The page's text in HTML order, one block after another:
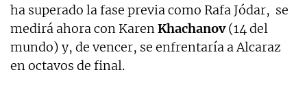
ha superado la fase previa como Rafa Jódar, se
medirá ahora con KarenKhachanov(14 del
mundo) y, de vencer, se enfrentaría a Alcaraz
en octavos de final.